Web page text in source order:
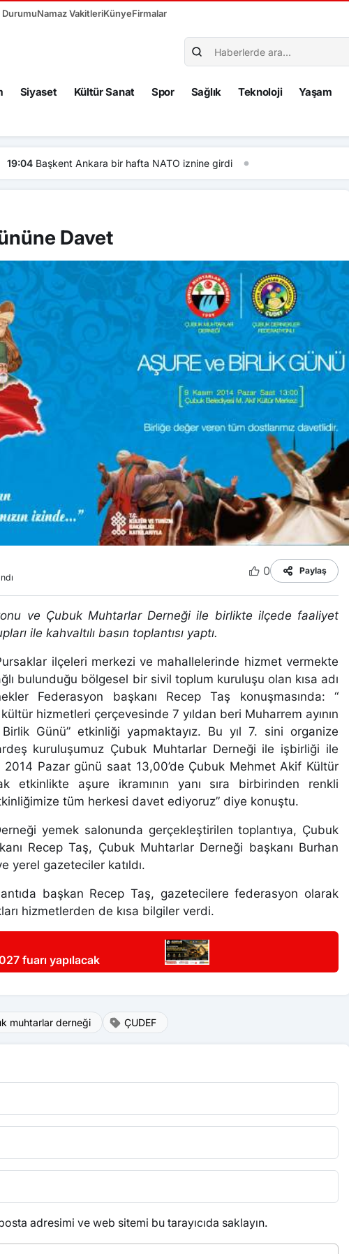
DurumuNamaz VakitleriKünyeFirmalar
Siyaset Kültür Sanat Spor Sağlık Teknoloji Yaşam
Ankara bir hafta NATO iznine girdi
Davet
0 Paylaş
ve Çubuk Muhtarlar Derneği ile birlikte ilçede faaliyet
ile kahvaltılı basın toplantısı yaptı.
ilçeleri merkezi ve mahallelerinde hizmet vermekte
bulunduğu bölgesel bir sivil toplum kuruluşu olan kısa adı
Federasyon başkanı Recep Taş konuşmasında: “
hizmetleri çerçevesinde 7 yıldan beri Muharrem ayının
Birlik Günü” etkinliği yapmaktayız. Bu yıl 7. sini organize
kuruluşumuz Çubuk Muhtarlar Derneği ile işbirliği ile
2014 Pazar günü saat 13,00’de Çubuk Mehmet Akif Kültür
etkinlikte aşure ikramının yanı sıra birbirinden renkli
tüm herkesi davet ediyoruz” diye konuştu.
yemek salonunda gerçekleştirilen toplantıya, Çubuk
Recep Taş, Çubuk Muhtarlar Derneği başkanı Burhan
yerel gazeteciler katıldı.
başkan Recep Taş, gazetecilere federasyon olarak
hizmetlerden de kısa bilgiler verdi.
fuarı yapılacak
muhtarlar derneği ÇUDEF
adresimi ve web sitemi bu tarayıcıda saklayın.